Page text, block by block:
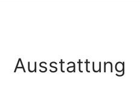
Ausstattung